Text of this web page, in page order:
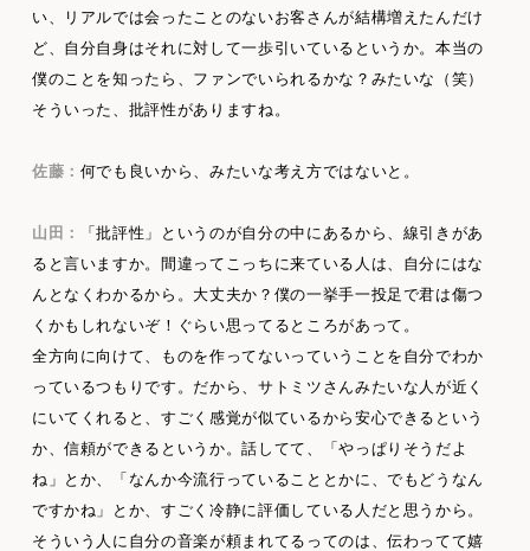
い、リアルでは会ったことのないお客さんが結構増えたんだけ
ど、自分自身はそれに対して一歩引いているというか。本当の
僕のことを知ったら、ファンでいられるかな？みたいな（笑）
そういった、批評性がありますね。
佐藤： 何でも良いから、みたいな考え方ではないと。
山田：
「批評性」というのが自分の中にあるから、線引きがあ
ると言いますか。間違ってこっちに来ている人は、自分にはな
んとなくわかるから。大丈夫か？僕の一挙手一投足で君は傷つ
くかもしれないぞ！ぐらい思ってるところがあって。
全方向に向けて、ものを作ってないっていうことを自分でわか
っているつもりです。だから、サトミツさんみたいな人が近く
にいてくれると、すごく感覚が似ているから安心できるという
か、信頼ができるというか。話してて、「やっぱりそうだよ
ね」とか、「なんか今流行っていることとかに、でもどうなん
ですかね」とか、すごく冷静に評価している人だと思うから。
そういう人に自分の音楽が頼まれてるってのは、伝わってて嬉